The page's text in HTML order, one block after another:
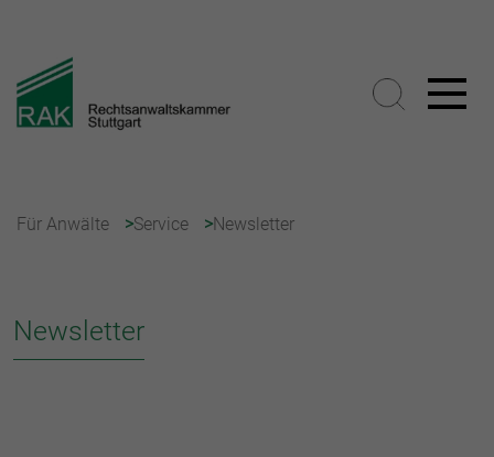
Für Anwälte Service Newsletter
Newsletter